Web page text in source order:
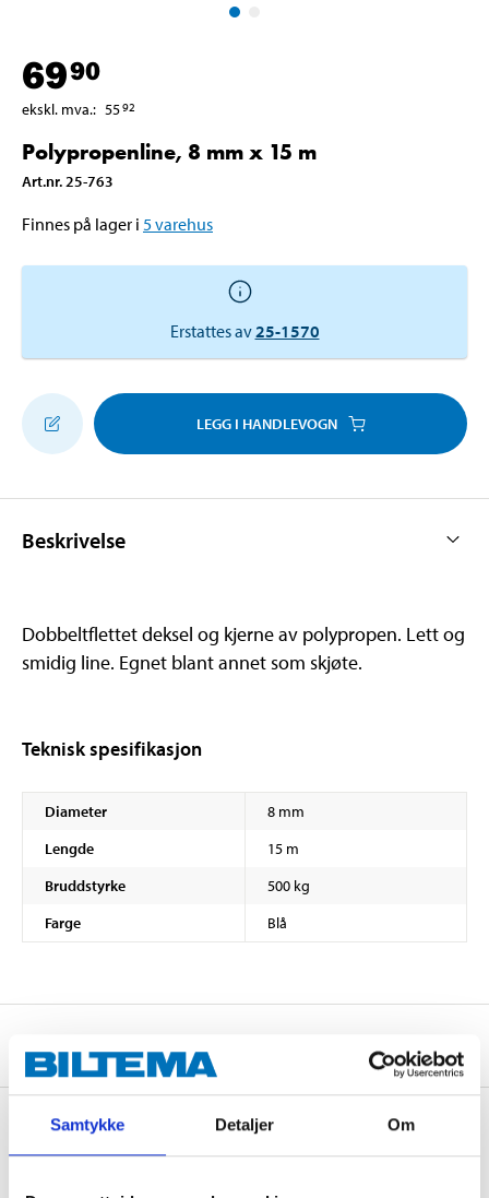
Samtykke Detaljer Om
6990
ekskl. mva.: 5592
Polypropenline, 8 mm x 15 m
Art.nr. 25-763
Finnes på lager i 5varehus
Erstattes av25-1570
LEGG I HANDLEVOGN
Beskrivelse
Dobbeltflettet deksel og kjerne av polypropen. Lett og
smidig line. Egnet blant annet som skjøte.
Teknisk spesifikasjon
Diameter
8 mm
Lengde
15 m
Bruddstyrke
500 kg
Farge
Blå
Om produsenten